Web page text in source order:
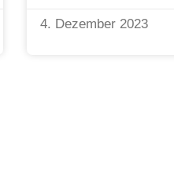
4. Dezember 2023